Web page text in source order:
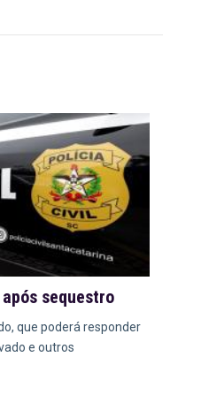
sequestro
que poderá responder
e outros